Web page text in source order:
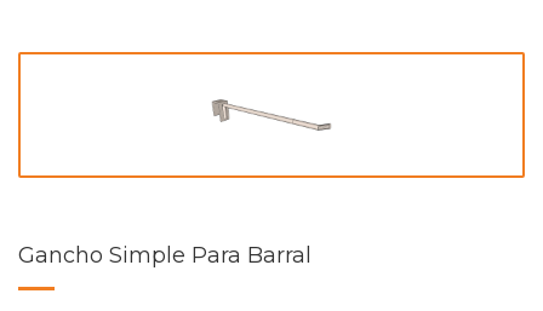
Gancho Simple Para Barral